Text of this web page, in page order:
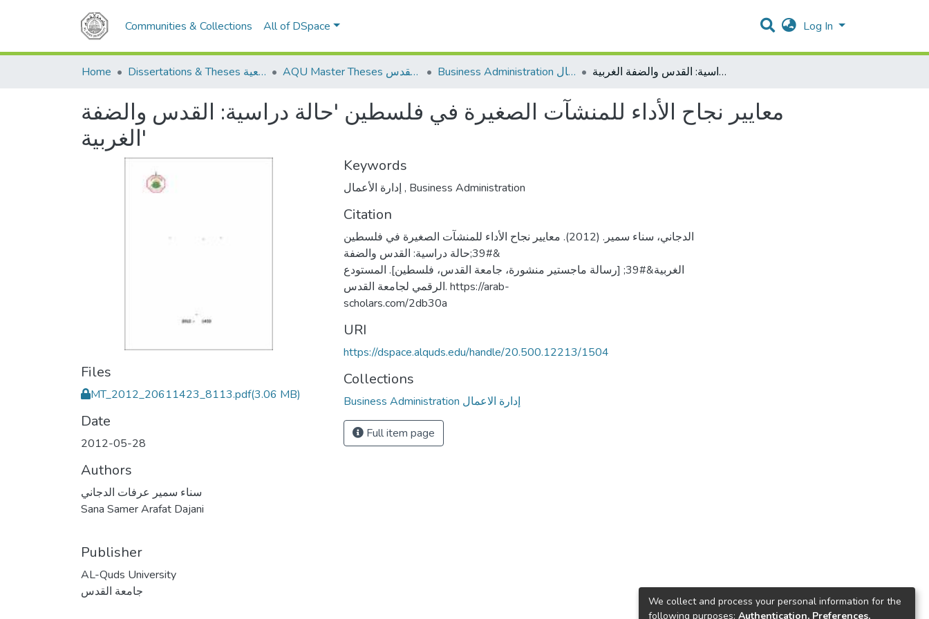
Communities & Collections All of DSpace Log In
Home Dissertations & Theses الرسائل الجامعية AQU Master Theses الرسائل الجامعية الخاصة بجامعة القدس Business Administration إدارة الاعمال معايير نجاح الأداء للمنشآت الصغيرة في فلسطين 'حالة دراسية: القدس والضفة الغربية'
معايير نجاح الأداء للمنشآت الصغيرة في فلسطين 'حالة دراسية: القدس والضفة
الغربية'
Files
MT_2012_20611423_8113.pdf(3.06 MB)
Date
2012-05-28
Authors
سناء سمير عرفات الدجاني
Sana Samer Arafat Dajani
Publisher
AL-Quds University
جامعة القدس
Keywords
, Business Administration
Citation
الدجاني، سناء سمير. (2012). معايير نجاح الأداء للمنشآت الصغيرة في فلسطين
&#39;حالة دراسية: القدس والضفة
الغربية&#39; [رسالة ماجستير منشورة، جامعة القدس، فلسطين]. المستودع
الرقمي لجامعة القدس. https://arab-
scholars.com/2db30a
URI
https://dspace.alquds.edu/handle/20.500.12213/1504
Collections
Business Administration إدارة الاعمال
Full item page
We collect and process your personal information for the
following purposes: Authentication, Preferences,